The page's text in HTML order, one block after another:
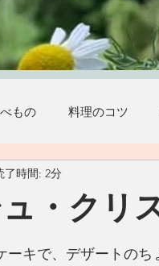
もの 料理のコツ
ちごはん
・クリ
了時間: 2分
キで、デザートのち